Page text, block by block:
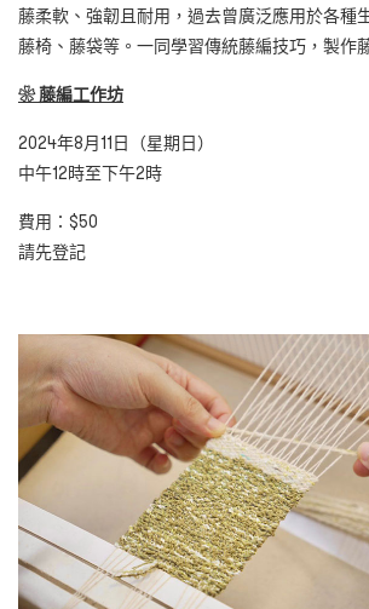
藤柔軟、強韌且耐用，過去曾廣泛應用於各種
藤椅、藤袋等。一同學習傳統藤編技巧，製作
❀藤編工作坊
2024年8月11日（星期日）
中午12時至下午2時
費用：$50
請先登記